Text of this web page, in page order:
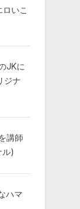
いこ
JKに
ジナ
講師
ル)
ハマ